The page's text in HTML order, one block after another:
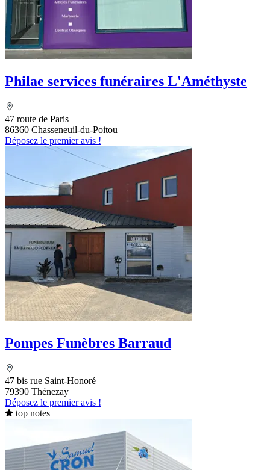
Philae services funéraires L'Améthyste
47 route de Paris
86360 Chasseneuil-du-Poitou
Déposez le premier avis !
Pompes Funèbres Barraud
47 bis rue Saint-Honoré
79390 Thénezay
Déposez le premier avis !
top notes